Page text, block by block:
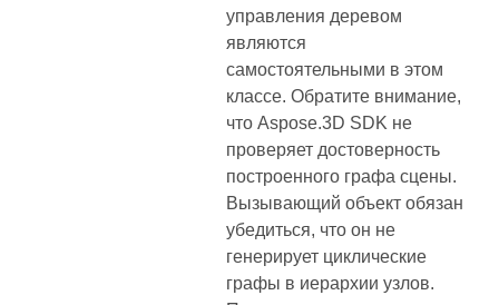
управления деревом
являются
самостоятельными в этом
классе. Обратите внимание,
что Aspose.3D SDK не
проверяет достоверность
построенного графа сцены.
Вызывающий объект обязан
убедиться, что он не
генерирует циклические
графы в иерархии узлов.